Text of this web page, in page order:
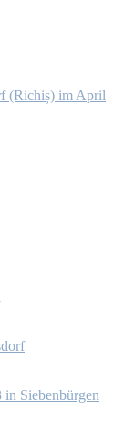
(Ri­chiș) im April
in Sie­ben­bür­gen